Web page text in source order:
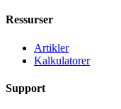
Ressurser
Artikler
Kalkulatorer
Support